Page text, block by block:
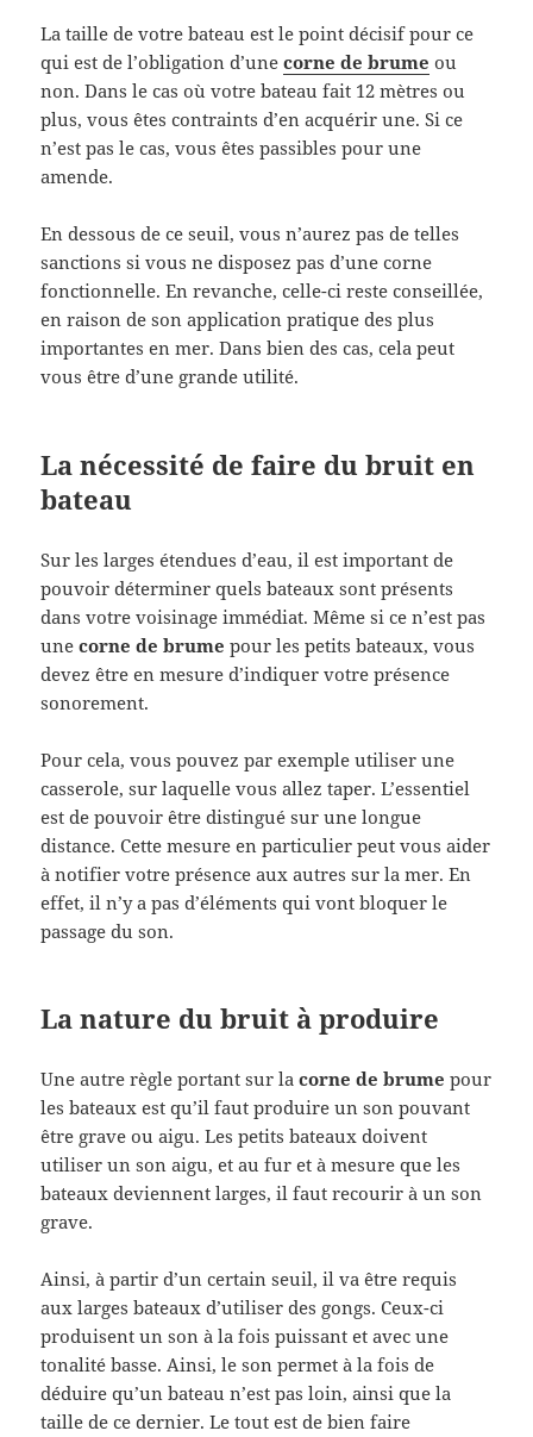
La taille de votre bateau est le point décisif pour ce
qui est de l’obligation d’unecorne de brume ou
non. Dans le cas où votre bateau fait 12 mètres ou
plus, vous êtes contraints d’en acquérir une. Si ce
n’est pas le cas, vous êtes passibles pour une
amende.
En dessous de ce seuil, vous n’aurez pas de telles
sanctions si vous ne disposez pas d’une corne
fonctionnelle. En revanche, celle-ci reste conseillée,
en raison de son application pratique des plus
importantes en mer. Dans bien des cas, cela peut
vous être d’une grande utilité.
La nécessité de faire du bruit en
bateau
Sur les larges étendues d’eau, il est important de
pouvoir déterminer quels bateaux sont présents
dans votre voisinage immédiat. Même si ce n’est pas
unecorne de brume pour les petits bateaux, vous
devez être en mesure d’indiquer votre présence
sonorement.
Pour cela, vous pouvez par exemple utiliser une
casserole, sur laquelle vous allez taper. L’essentiel
est de pouvoir être distingué sur une longue
distance. Cette mesure en particulier peut vous aider
à notifier votre présence aux autres sur la mer. En
effet, il n’y a pas d’éléments qui vont bloquer le
passage du son.
La nature du bruit à produire
Une autre règle portant sur lacorne de brume pour
les bateaux est qu’il faut produire un son pouvant
être grave ou aigu. Les petits bateaux doivent
utiliser un son aigu, et au fur et à mesure que les
bateaux deviennent larges, il faut recourir à un son
grave.
Ainsi, à partir d’un certain seuil, il va être requis
aux larges bateaux d’utiliser des gongs. Ceux-ci
produisent un son à la fois puissant et avec une
tonalité basse. Ainsi, le son permet à la fois de
déduire qu’un bateau n’est pas loin, ainsi que la
taille de ce dernier. Le tout est de bien faire